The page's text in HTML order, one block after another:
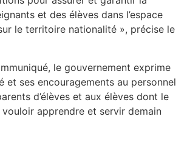
et des élèves dans l’espace
le territoire nationalité », précise le
le gouvernement exprime
et ses encouragements au personnel
d’élèves et aux élèves dont le
apprendre et servir demain